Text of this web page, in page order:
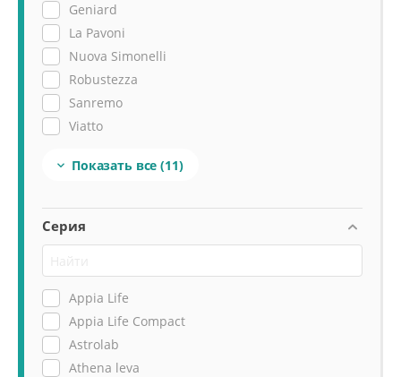
Geniard
La Pavoni
Nuova Simonelli
Robustezza
Sanremo
Viatto
 Показать все (11)
Серия
Appia Life
Appia Life Compact
Astrolab
Athena leva